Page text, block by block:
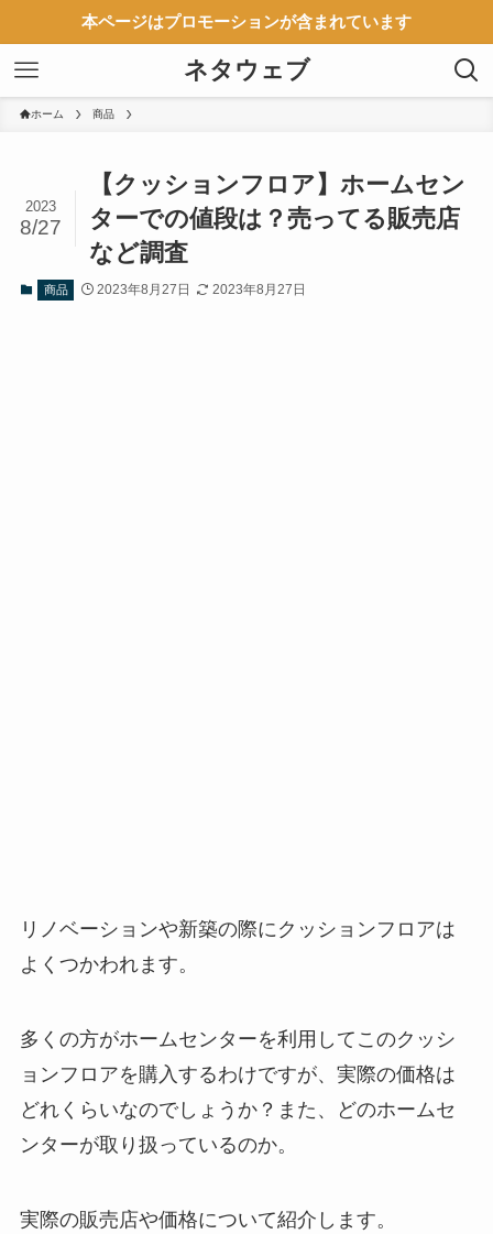
本ページはプロモーションが含まれています
ネタウェブ
ホーム 商品
【クッションフロア】ホームセン
ターでの値段は？売ってる販売店
など調査
2023
8/27
商品 2023年8月27日 2023年8月27日
リノベーションや新築の際にクッションフロアは
よくつかわれます。
多くの方がホームセンターを利用してこのクッシ
ョンフロアを購入するわけですが、実際の価格は
どれくらいなのでしょうか？また、どのホームセ
ンターが取り扱っているのか。
実際の販売店や価格について紹介します。